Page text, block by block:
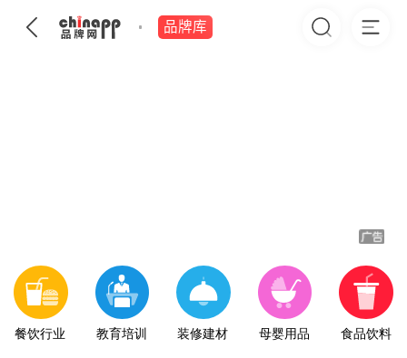
品牌库
餐饮行业 教育培训 装修建材 母婴用品 食品饮料